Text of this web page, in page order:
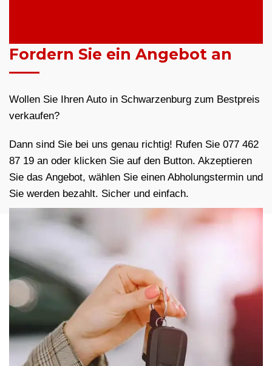
Fordern Sie ein Angebot an
Wollen Sie Ihren Auto in Schwarzenburg zum Bestpreis
verkaufen?
Dann sind Sie bei uns genau richtig! Rufen Sie 077 462
87 19 an oder klicken Sie auf den Button. Akzeptieren
Sie das Angebot, wählen Sie einen Abholungstermin und
Sie werden bezahlt. Sicher und einfach.